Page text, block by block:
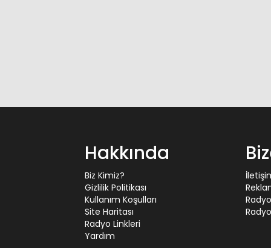
Hakkında
Biz Kimiz?
Gizlilik Politikası
Kullanım Koşulları
Site Haritası
Radyo Linkleri
Yardım